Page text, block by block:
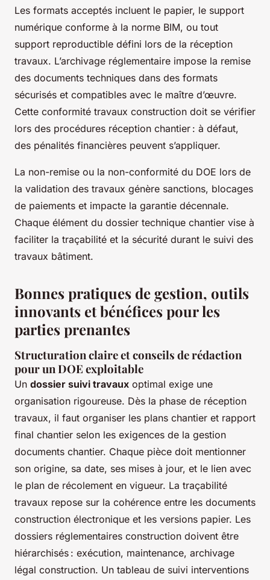
Les formats acceptés incluent le papier, le support
numérique conforme à la norme BIM, ou tout
support reproductible défini lors de la réception
travaux. L’archivage réglementaire impose la remise
des documents techniques dans des formats
sécurisés et compatibles avec le maître d’œuvre.
Cette conformité travaux construction doit se vérifier
lors des procédures réception chantier : à défaut,
des pénalités financières peuvent s’appliquer.
La non-remise ou la non-conformité du DOE lors de
la validation des travaux génère sanctions, blocages
de paiements et impacte la garantie décennale.
Chaque élément du dossier technique chantier vise à
faciliter la traçabilité et la sécurité durant le suivi des
travaux bâtiment.
Bonnes pratiques de gestion, outils
innovants et bénéfices pour les
parties prenantes
Structuration claire et conseils de rédaction
pour un DOE exploitable
Un dossier suivi travaux optimal exige une
organisation rigoureuse. Dès la phase de réception
travaux, il faut organiser les plans chantier et rapport
final chantier selon les exigences de la gestion
documents chantier. Chaque pièce doit mentionner
son origine, sa date, ses mises à jour, et le lien avec
le plan de récolement en vigueur. La traçabilité
travaux repose sur la cohérence entre les documents
construction électronique et les versions papier. Les
dossiers réglementaires construction doivent être
hiérarchisés : exécution, maintenance, archivage
légal construction. Un tableau de suivi interventions